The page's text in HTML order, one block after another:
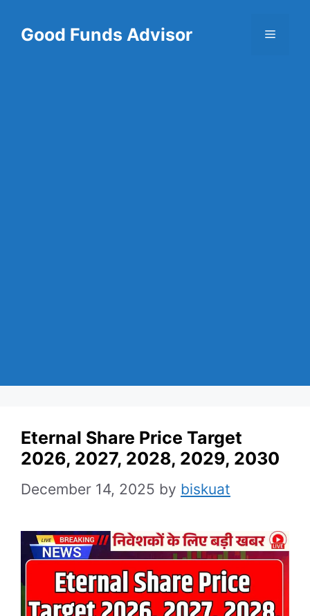
Good Funds Advisor Menu
Eternal Share Price Target
2026, 2027, 2028, 2029, 2030
December 14, 2025 by biskuat